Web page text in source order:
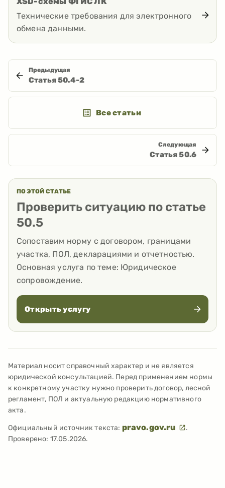
Технические требования для электронного
обмена данными.
Предыдущая
Статья50.4-2
Все статьи
Следующая
Статья50.6
ПО ЭТОЙ СТАТЬЕ
Проверить ситуацию по статье
50.5
Сопоставим норму с договором, границами
участка, ПОЛ, декларациями и отчетностью.
Основная услуга по теме: Юридическое
сопровождение.
Открыть услугу
Материал носит справочный характер и не является
юридической консультацией. Перед применением нормы
к конкретному участку нужно проверить договор, лесной
регламент, ПОЛ и актуальную редакцию нормативного
акта.
Официальный источник текста: pravo.gov.ru
.
Проверено: 17.05.2026.